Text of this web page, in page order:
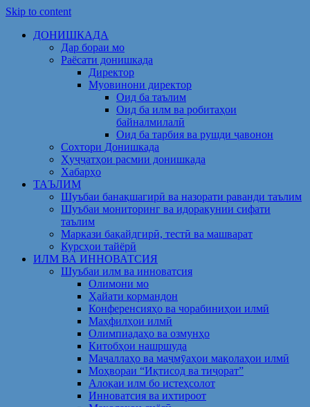
Skip to content
ДОНИШКАДА
Дар бораи мо
Раёсати донишкада
Директор
Муовинони директор
Оид ба таълим
Оид ба илм ва робитаҳои
байналмилалӣ
Оид ба тарбия ва рушди ҷавонон
Сохтори Донишкада
Ҳуҷҷатҳои расмии донишкада
Хабарҳо
ТАЪЛИМ
Шуъбаи банақшагирӣ ва назорати раванди таълим
Шуъбаи мониторинг ва идоракунии сифати
таълим
Маркази бақайдгирӣ, тестӣ ва машварат
Курсҳои тайёрӣ
ИЛМ ВА ИННОВАТСИЯ
Шуъбаи илм ва инноватсия
Олимони мо
Ҳайати кормандон
Конференсияҳо ва чорабиниҳои илмӣ
Маҳфилҳои илмӣ
Олимпиадаҳо ва озмунҳо
Китобҳои нашршуда
Маҷаллаҳо ва маҷмӯаҳои мақолаҳои илмӣ
Моҳвораи “Иқтисод ва тиҷорат”
Алоқаи илм бо истеҳсолот
Инноватсия ва ихтироот